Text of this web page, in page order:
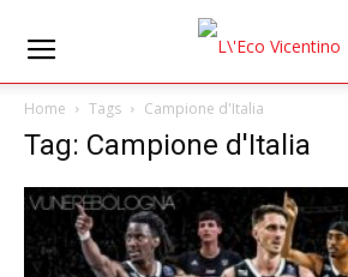
Home Tags Campione d'Italia
Tag: Campione d'Italia